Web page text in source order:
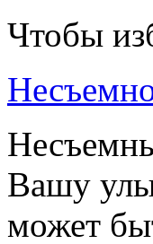
Чтобы
Вашу
может